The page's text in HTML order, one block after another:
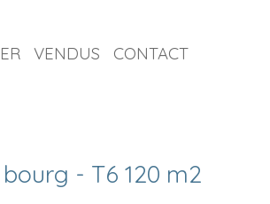
VENDUS CONTACT
- T6 120 m2